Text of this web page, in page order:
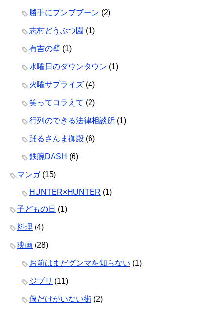
勝手にブンブブーン (2)
志村どうぶつ園 (1)
有吉の壁 (1)
水曜日のダウンタウン (1)
火曜サプライズ (4)
笑ってコラえて (2)
行列のできる法律相談所 (1)
踊るさんま御殿 (6)
鉄腕DASH (6)
マンガ(15)
HUNTER×HUNTER (1)
子どもの日 (1)
料理 (4)
映画 (28)
お前はまだグンマを知らない (1)
ジブリ (11)
僕だけがいない街 (2)